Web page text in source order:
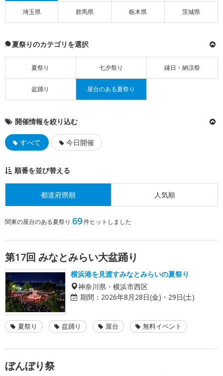
埼玉県 群馬県 栃木県 茨城県
夏祭りのカテゴリを選択
夏祭り 七夕祭り 縁日・納涼祭
盆踊り 屋台のある夏祭り
開催情報を絞り込む
すべて 今日開催
順番を並び替える
都道府県順 人気順
関東の屋台のある夏祭り 69件ヒットしました
第17回 みなとみらい大盆踊り
横浜港を見渡すみなとみらいの夏祭り
神奈川県・横浜市西区
期間： 2026年8月28日(金)・29日(土)
夏祭り 盆踊り 屋台 無料イベント
ぼんぼり祭